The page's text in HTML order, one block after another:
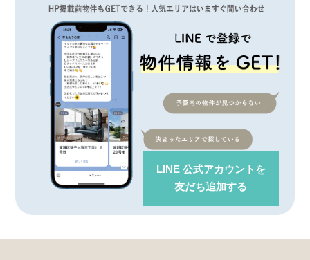
LINE 公式アカウント を
友だち追加する